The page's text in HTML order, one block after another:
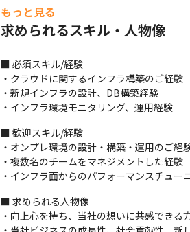
・運用監視　　　：DataDog/Zabbix/
■ この仕事の面白み、魅力
・医師の資格がなくても、医療業界に貢献
・立ち上げのフェーズですので、コアメ
もっと見る
求められるスキル・人物像
■ 必須スキル/経験
・クラウドに関するインフラ構築のご経験
・新規インフラの設計、DB構築経験
・インフラ環境モニタリング、運用経験
■ 歓迎スキル/経験
・オンプレ環境の設計・構築・運用のご経
・複数名のチームをマネジメントした経験
・インフラ面からのパフォーマンスチュー
■ 求められる人物像
・向上心を持ち、当社の想いに共感できる